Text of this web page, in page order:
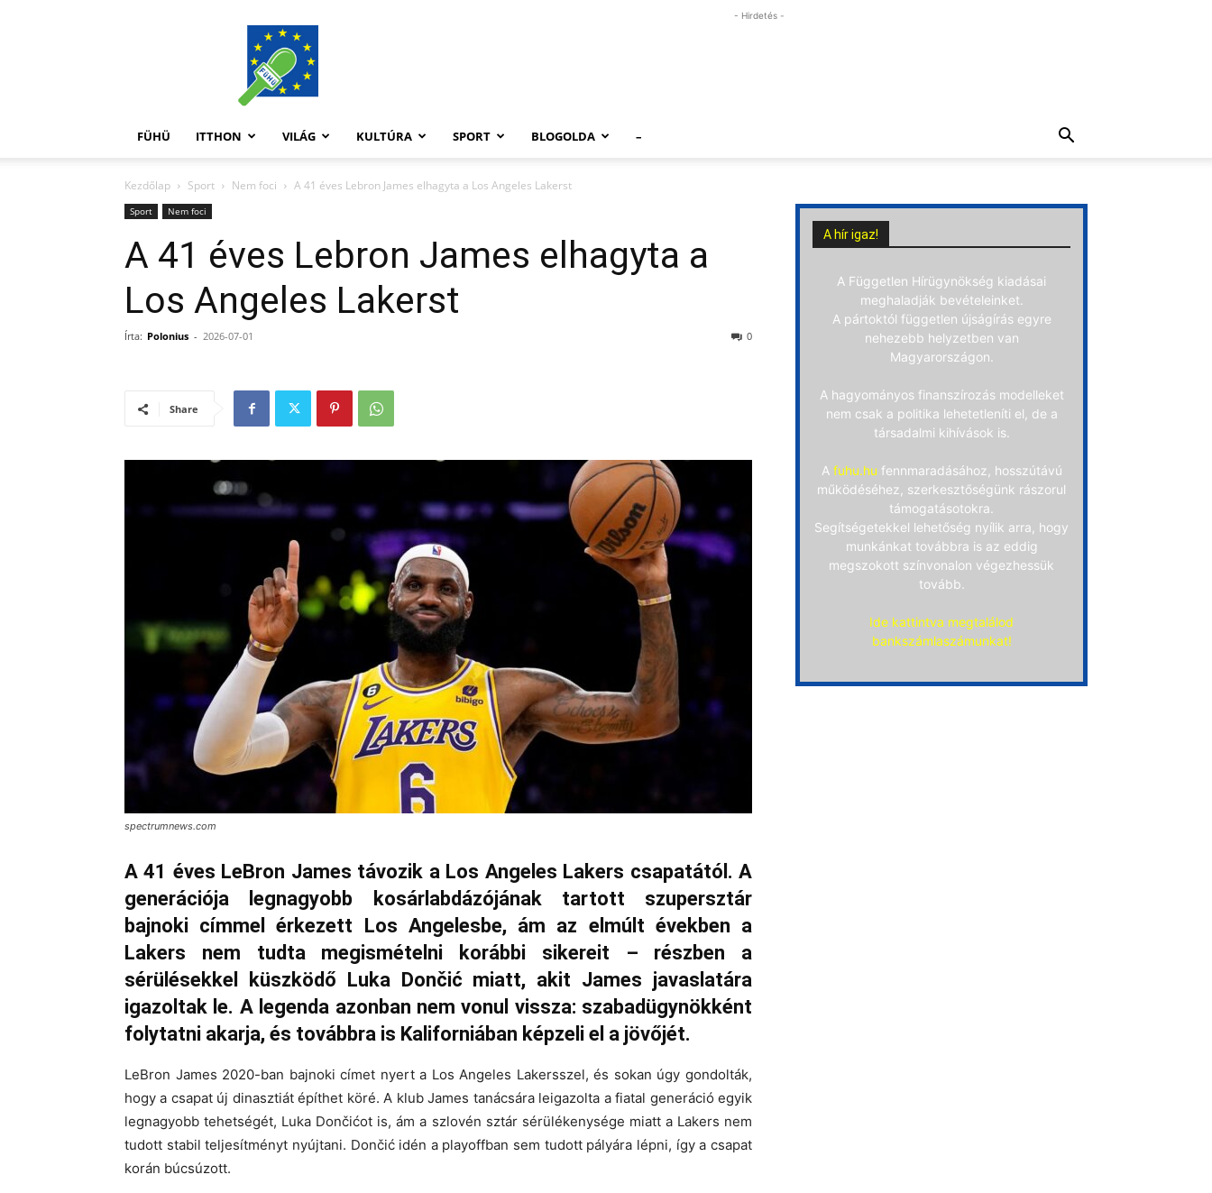
FüHü
- Hirdetés -
FÜHÜ ITTHON VILÁG KULTÚRA SPORT BLOGOLDA –
Kezdőlap Sport Nem foci A 41 éves Lebron James elhagyta a Los Angeles Lakerst
Sport Nem foci
A 41 éves Lebron James elhagyta a
Los Angeles Lakerst
Írta: Polonius - 2026-07-01 0
Share
spectrumnews.com
A 41 éves LeBron James távozik a Los Angeles Lakers csapatától. A
generációja legnagyobb kosárlabdázójának tartott szupersztár
bajnoki címmel érkezett Los Angelesbe, ám az elmúlt években a
Lakers nem tudta megismételni korábbi sikereit – részben a
sérülésekkel küszködő Luka Dončić miatt, akit James javaslatára
igazoltak le. A legenda azonban nem vonul vissza: szabadügynökként
folytatni akarja, és továbbra is Kaliforniában képzeli el a jövőjét.
LeBron James 2020-ban bajnoki címet nyert a Los Angeles Lakersszel, és sokan úgy gondolták,
hogy a csapat új dinasztiát építhet köré. A klub James tanácsára leigazolta a fiatal generáció egyik
legnagyobb tehetségét, Luka Dončićot is, ám a szlovén sztár sérülékenysége miatt a Lakers nem
tudott stabil teljesítményt nyújtani. Dončić idén a playoffban sem tudott pályára lépni, így a csapat
korán búcsúzott.
A hír igaz!
A Független Hírügynökség kiadásai
meghaladják bevételeinket.
A pártoktól független újságírás egyre
nehezebb helyzetben van
Magyarországon.
A hagyományos finanszírozás modelleket
nem csak a politika lehetetleníti el, de a
társadalmi kihívások is.
A fuhu.hu fennmaradásához, hosszútávú
működéséhez, szerkesztőségünk rászorul
támogatásotokra.
Segítségetekkel lehetőség nyílik arra, hogy
munkánkat továbbra is az eddig
megszokott színvonalon végezhessük
tovább.
Ide kattintva megtalálod
bankszámlaszámunkat!